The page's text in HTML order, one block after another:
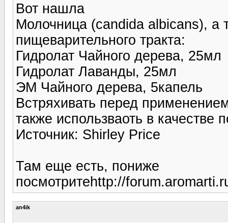
Вот нашла
Молочница (candida albicans), а
пищеварительного тракта:
Гидролат Чайного дерева, 25мл
Гидролат Лаванды, 25мл
ЭМ Чайного дерева, 5капель
Встряхивать перед
также использваоть в качестве
Источник: Shirley Price
Там еще есть, пониже
посмотритеhttp://
an4ik